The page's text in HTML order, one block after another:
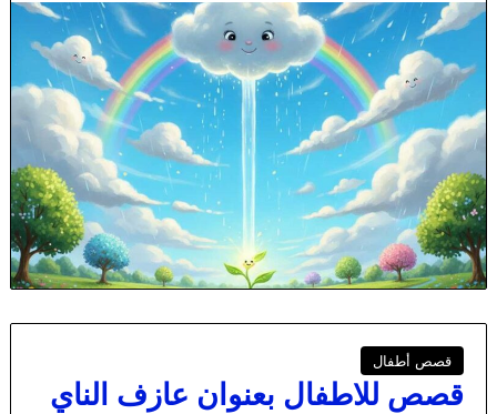
قصص أطفال
قصص للاطفال بعنوان عازف الناي